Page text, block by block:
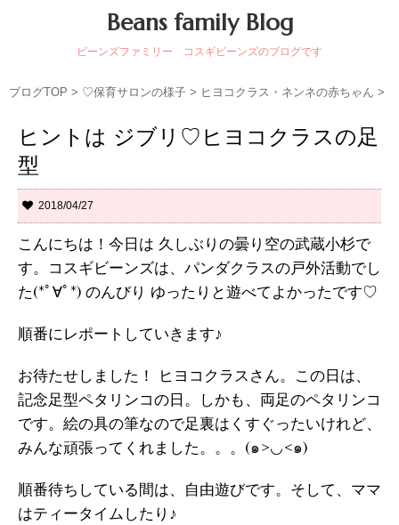
Beans family Blog
ビーンズファミリー コスギビーンズのブログです
ブログTOP > ♡保育サロンの様子 > ヒヨコクラス・ネンネの赤ちゃん >
ヒントは ジブリ♡ヒヨコクラスの足
型
2018/04/27
こんにちは！今日は 久しぶりの曇り空の武蔵小杉で
す。コスギビーンズは、パンダクラスの戸外活動でし
た(*ﾟ∀ﾟ*) のんびり ゆったりと遊べてよかったです♡
順番にレポートしていきます♪
お待たせしました！ ヒヨコクラスさん。この日は、
記念足型ペタリンコの日。しかも、両足のペタリンコ
です。絵の具の筆なので足裏はくすぐったいけれど、
みんな頑張ってくれました。。。(๑>◡<๑)
順番待ちしている間は、自由遊びです。そして、ママ
はティータイムしたり♪